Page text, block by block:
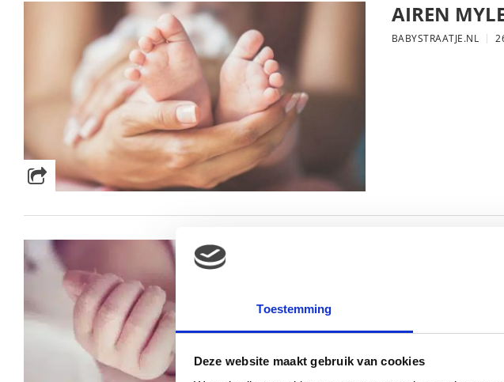
Toestemming
Deze website maakt gebruik van cookies
AIREN
BABYSTRAATJE.NL
FOTO: